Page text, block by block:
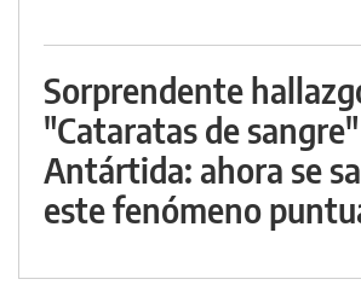
Sorprendente
"Cataratas de
Antártida: ahora se
este fenómeno